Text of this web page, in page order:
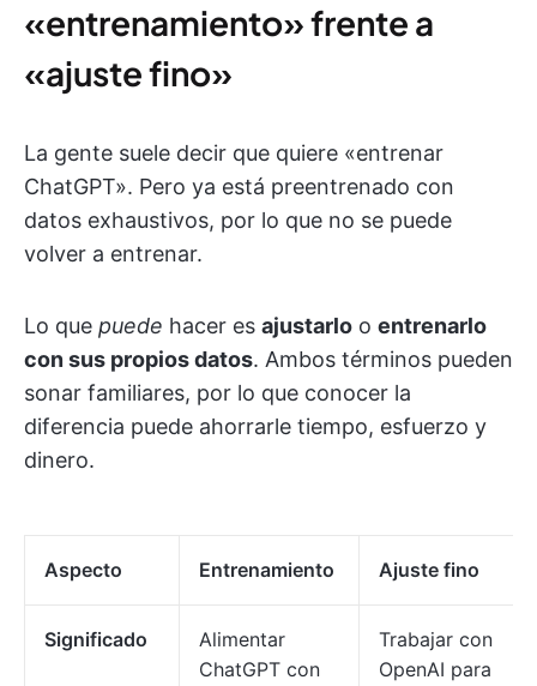
«entrenamiento» frente a
«ajuste fino»
La gente suele decir que quiere «entrenar
ChatGPT». Pero ya está preentrenado con
datos exhaustivos, por lo que no se puede
volver a entrenar.
Lo que puede hacer es ajustarlo o entrenarlo
con sus propios datos. Ambos términos pueden
sonar familiares, por lo que conocer la
diferencia puede ahorrarle tiempo, esfuerzo y
dinero.
Aspecto Entrenamiento Ajuste fino
Significado
Alimentar
ChatGPT con
Trabajar con
OpenAI para